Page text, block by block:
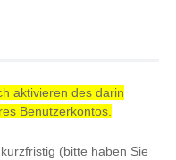
aktivieren des darin
Benutzerkontos.
(bitte haben Sie